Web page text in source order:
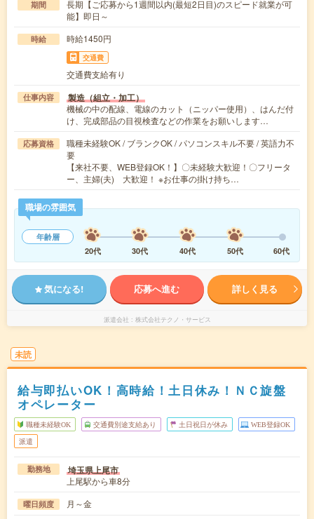
期間
長期【ご応募から1週間以内(最短2日目)のスピード就業が可
能】即日～
時給 時給1450円
交通費
交通費支給有り
仕事内容 製造（組立・加工）
機械の中の配線、電線のカット（ニッパー使用）、はんだ付
け、完成部品の目視検査などの作業をお願いします…
応募資格
職種未経験OK / ブランクOK / パソコンスキル不要 / 英語力不
要
【来社不要、WEB登録OK！】〇未経験大歓迎！〇フリータ
ー、主婦(夫) 大歓迎！ ※お仕事の掛け持ち…
職場の雰囲気
年齢層
20代
30代 40代 50代 60代
気になる! 応募へ進む 詳しく見る
派遣会社 株式会社テクノ・サービス
未読
給与即払いOK！高時給！土日休み！ＮＣ旋盤
オペレーター
職種未経験OK 交通費別途支給あり 土日祝日が休み WEB登録OK
派遣
勤務地 埼玉県上尾市
上尾駅から車8分
曜日頻度 月～金